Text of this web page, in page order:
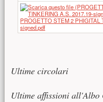
PROGETTO STEM 2 PHIGITAL
signed.pdf
Ultime circolari
Ultime affissioni all'Albo